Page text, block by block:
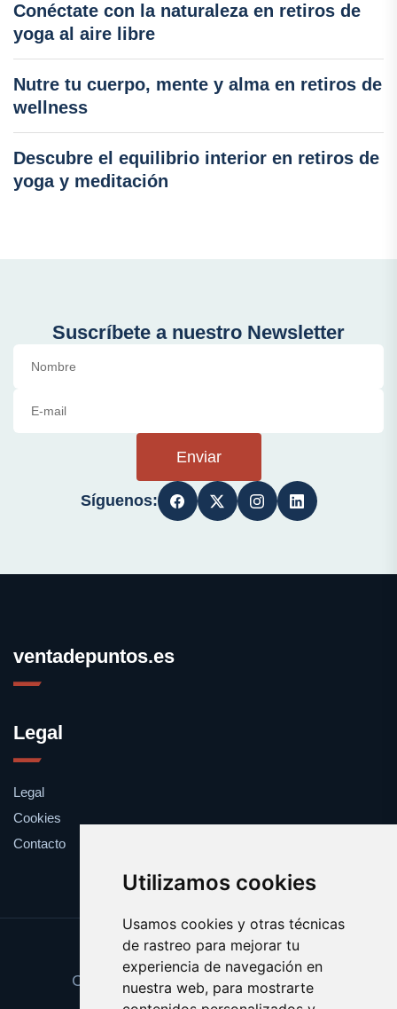
Utilizamos cookies
Usamos cookies y otras técnicas
de rastreo para mejorar tu
experiencia de navegación en
nuestra web, para mostrarte
Conéctate con la naturaleza en retiros de
yoga al aire libre
Nutre tu cuerpo, mente y alma en retiros de
wellness
Descubre el equilibrio interior en retiros de
yoga y meditación
Suscríbete a nuestro Newsletter
Enviar
Síguenos:
ventadepuntos.es
Legal
Legal
Cookies
Contacto
Update cookies preferences
Copyright © 2025 ventadepuntos.es